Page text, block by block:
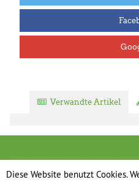
Verwandte Artikel
Diese Website benutzt Cookies.